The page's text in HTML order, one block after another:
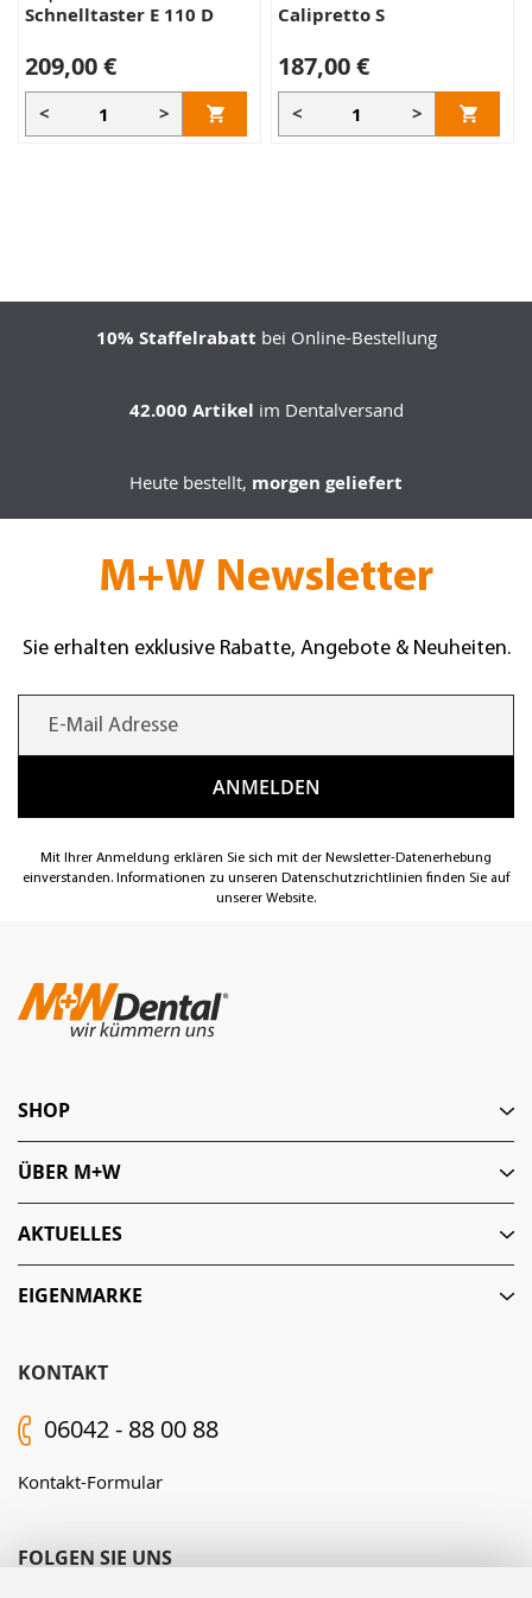
Schnelltaster E 110 D
209,00 €
< >
Calipretto S
187,00 €
< >
10% Staffelrabatt bei Online-Bestellung
42.000 Artikel im Dentalversand
Heute bestellt, morgen geliefert
M+W Newsletter
Sie erhalten exklusive Rabatte, Angebote & Neuheiten.
Mit Ihrer Anmeldung erklären Sie sich mit der Newsletter-Datenerhebung
einverstanden. Informationen zu unseren Datenschutzrichtlinien finden Sie auf
unserer Website.
KONTAKT
06042 - 88 00 88
Kontakt-Formular
FOLGEN SIE UNS
SHOP
ÜBER M+W
AKTUELLES
EIGENMARKE